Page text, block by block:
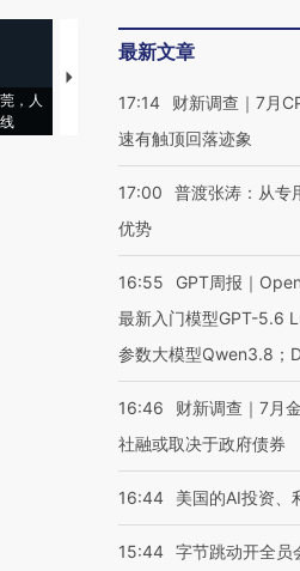
，人
【推广】走进第四届链博
会，让数智科技“链”接产
【特
最新文章
17:14
财新调查｜7月
速有触顶回落迹象
17:00
普渡张涛：从专
优势
16:55
GPT周报｜
最新入门模型GPT-5.6
参数大模型Qwen3.8；
16:46
财新调查｜7月
社融或取决于政府债券
16:44 美国的AI投资、
15:44 字节跳动开全员